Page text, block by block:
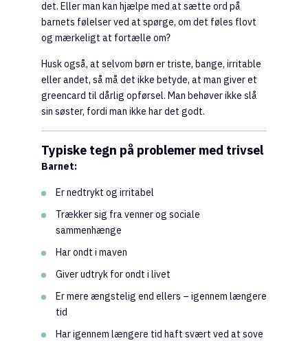
det. Eller man kan hjælpe med at sætte ord på
barnets følelser ved at spørge, om det føles flovt
og mærkeligt at fortælle om?
Husk også, at selvom børn er triste, bange, irritable
eller andet, så må det ikke betyde, at man giver et
greencard til dårlig opførsel. Man behøver ikke slå
sin søster, fordi man ikke har det godt.
Typiske tegn på problemer med trivsel
Barnet:
Er nedtrykt og irritabel
Trækker sig fra venner og sociale
sammenhænge
Har ondt i maven
Giver udtryk for ondt i livet
Er mere ængstelig end ellers – igennem længere
tid
Har igennem længere tid haft svært ved at sove